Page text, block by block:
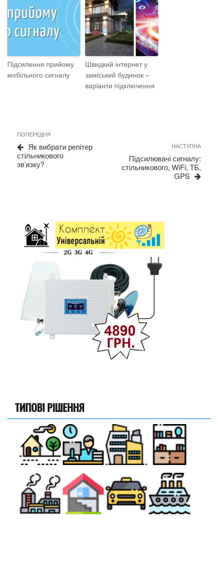
Підсилення прийому
мобільного сигналу
Швидкий інтернет у
заміський будинок –
варіанти підключення
записів
Previous
Post
ПОПЕРЕДНЯ
Як вибрати репітер
стільникового
зв’язку?
Next
НАСТУПНА
Підсилювачі сигналу:
стільникового, WiFi, ТБ,
GPS
ТИПОВІ РІШЕННЯ